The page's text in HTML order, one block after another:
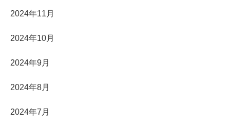
2024年11月
2024年10月
2024年9月
2024年8月
2024年7月